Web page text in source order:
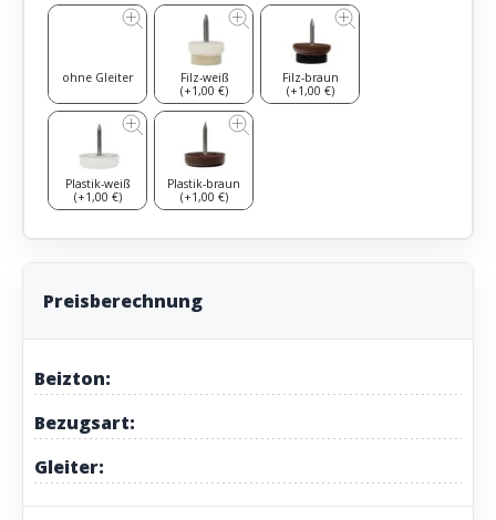
ohne Gleiter
Filz-weiß
(+1,00 €)
Filz-braun
(+1,00 €)
Plastik-weiß
(+1,00 €)
Plastik-braun
(+1,00 €)
Preisberechnung
Beizton:
Bezugsart:
Gleiter: